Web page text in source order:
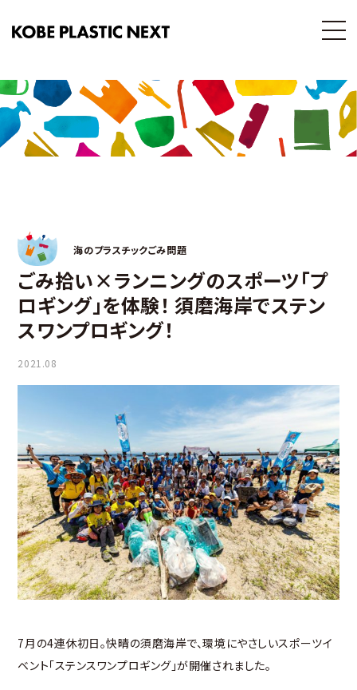
海のプラスチックごみ問題
ごみ拾い×ランニングのスポーツ「プ
ロギング」を体験！ 須磨海岸でステン
スワンプロギング！
2021.08
7月の4連休初日。快晴の須磨海岸で、環境にやさしいスポーツイ
ベント「ステンスワンプロギング」が開催されました。